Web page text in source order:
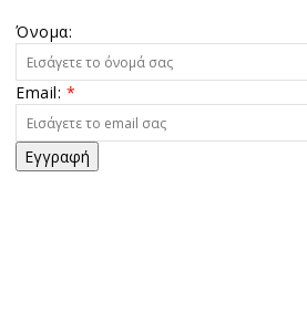
Όνομα:
Email: *
Εγγραφή